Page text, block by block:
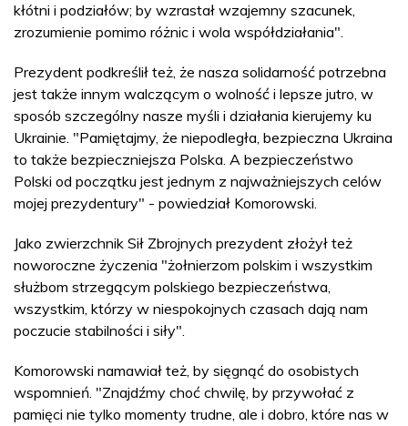
kłótni i podziałów; by wzrastał wzajemny szacunek,
zrozumienie pomimo różnic i wola współdziałania".
Prezydent podkreślił też, że nasza solidarność potrzebna
jest także innym walczącym o wolność i lepsze jutro, w
sposób szczególny nasze myśli i działania kierujemy ku
Ukrainie. "Pamiętajmy, że niepodległa, bezpieczna Ukraina
to także bezpieczniejsza Polska. A bezpieczeństwo
Polski od początku jest jednym z najważniejszych celów
mojej prezydentury" - powiedział Komorowski.
Jako zwierzchnik Sił Zbrojnych prezydent złożył też
noworoczne życzenia "żołnierzom polskim i wszystkim
służbom strzegącym polskiego bezpieczeństwa,
wszystkim, którzy w niespokojnych czasach dają nam
poczucie stabilności i siły".
Komorowski namawiał też, by sięgnąć do osobistych
wspomnień. "Znajdźmy choć chwilę, by przywołać z
pamięci nie tylko momenty trudne, ale i dobro, które nas w